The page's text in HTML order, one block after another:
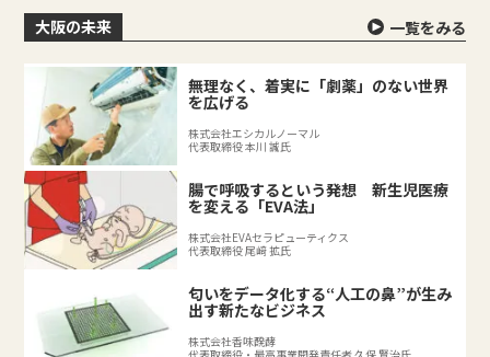
大阪の未来 一覧をみる
無理なく、着実に「劇薬」のない世界
を広げる
株式会社エシカルノーマル
代表取締役 本川 誠氏
腸で呼吸するという発想 新生児医療
を変える「EVA法」
株式会社EVAセラピューティクス
代表取締役 尾﨑 拡氏
匂いをデータ化する“人工の鼻”が生み
出す新たなビジネス
株式会社香味醗酵